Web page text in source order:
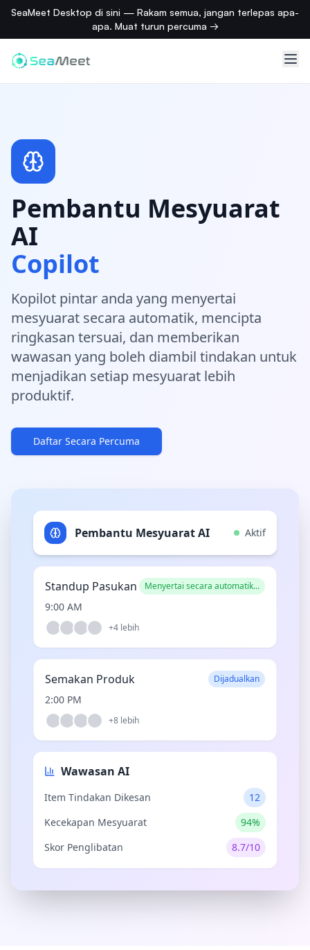
SeaMeet Desktop di sini — Rakam semua, jangan terlepas apa-
apa. Muat turun percuma →
Pembantu Mesyuarat
AI
Copilot
Kopilot pintar anda yang menyertai
mesyuarat secara automatik, mencipta
ringkasan tersuai, dan memberikan
wawasan yang boleh diambil tindakan untuk
menjadikan setiap mesyuarat lebih
produktif.
Daftar Secara Percuma
Pembantu Mesyuarat AI Aktif
Standup Pasukan Menyertai secara automatik...
9:00 AM
+4 lebih
Semakan Produk Dijadualkan
2:00 PM
+8 lebih
Wawasan AI
Item Tindakan Dikesan
12
Kecekapan Mesyuarat
94%
Skor Penglibatan
8.7/10